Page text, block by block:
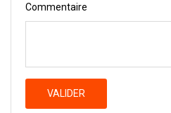
Commentaire
VALIDER